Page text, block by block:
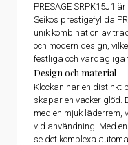
PRESAGE SRPK15J1
Seikos prestigefyllda
unik kombination av
och modern design,
festliga och vardagliga
Design och material
Klockan har en distinkt
skapar en vacker glöd.
med en mjuk läderrem,
vid användning. Med
se det komplexa